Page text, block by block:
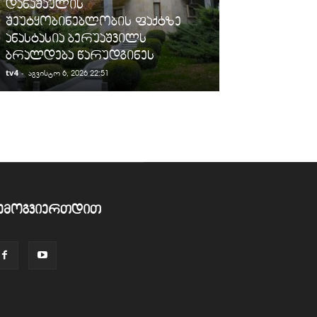
დანაშაულის
შეუტყობინებლობის ფაქტზე
ანასტასია ბერუაშვილს
ბრალდება წარუდგინეს
tv4 - აგვისტო 6, 2026 22:51